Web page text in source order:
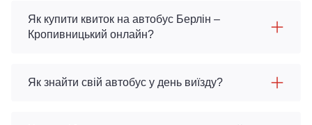
Як купити квиток на автобус Берлін –
Кропивницький онлайн?
Як знайти свій автобус у день виїзду?